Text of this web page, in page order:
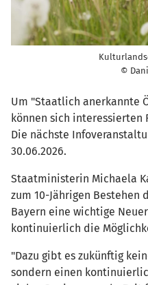
©
Um "Staatlich anerkannte
können sich interessierten
Die nächste
30.06.2026.
Staatministerin Michaela
zum 10-Jährigen Bestehen
Bayern eine wichtige
kontinuierlich die
"Dazu gibt es zukünftig
sondern einen